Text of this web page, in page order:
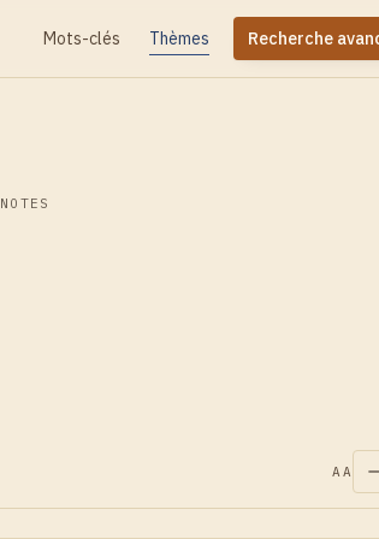
Mots-clés Thèmes Recherche
NOTES
AA